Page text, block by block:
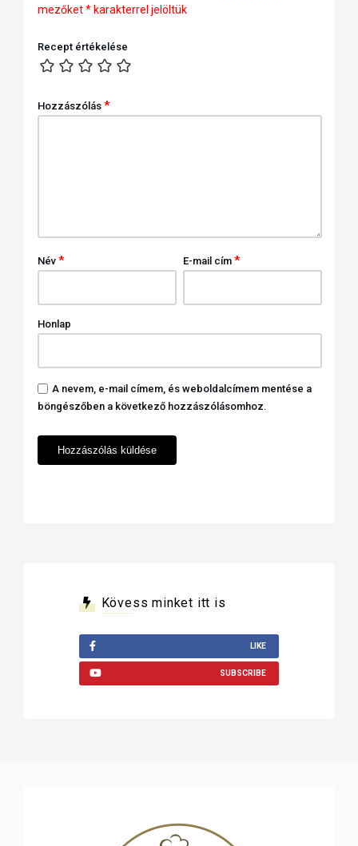
mezőket*karakterrel jelöltük
Recept értékelése
Hozzászólás *
Név * E-mail cím*
Honlap
A nevem, e-mail címem, és weboldalcímem mentése a
böngészőben a következő hozzászólásomhoz.
Kövess minket itt is
LIKE
SUBSCRIBE